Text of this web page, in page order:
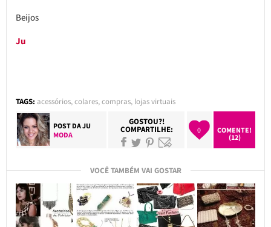
Beijos
Ju
TAGS: acessórios,colares,compras, lojas virtuais
POST DAJU
MODA
GOSTOU?!
COMPARTILHE: 0
COMENTE!
(12)
VOCÊ TAMBÉM VAI GOSTAR